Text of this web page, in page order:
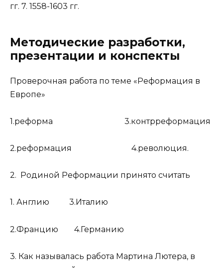
гг. 7. 1558-1603 гг.
Методические разработки,
презентации и конспекты
Проверочная работа по теме «Реформация в
Европе»
1.реформа 3.контрреформация
2.реформация 4.революция.
2. Родиной Реформации принято считать
1. Англию 3.Италию
2.Францию 4.Германию
3. Как называлась работа Мартина Лютера, в